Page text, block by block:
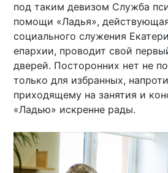
под таким девизом Служба
помощи «Ладья»,
социального служения
епархии, проводит свой
дверей. Посторонних нет не
только для избранных,
приходящему на занятия и
«Ладью» искренне рады.